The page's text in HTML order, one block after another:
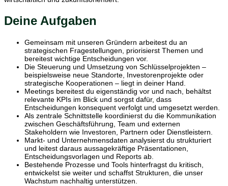
Deine Aufgaben
Gemeinsam mit unseren Gründern arbeitest du an
strategischen Fragestellungen, priorisierst Themen und
bereitest wichtige Entscheidungen vor.
Die Steuerung und Umsetzung von Schlüsselprojekten –
beispielsweise neue Standorte, Investorenprojekte oder
strategische Kooperationen – liegt in deiner Hand.
Meetings bereitest du eigenständig vor und nach, behältst
relevante KPIs im Blick und sorgst dafür, dass
Entscheidungen konsequent verfolgt und umgesetzt werden.
Als zentrale Schnittstelle koordinierst du die Kommunikation
zwischen Geschäftsführung, Team und externen
Stakeholdern wie Investoren, Partnern oder Dienstleistern.
Markt- und Unternehmensdaten analysierst du strukturiert
und leitest daraus aussagekräftige Präsentationen,
Entscheidungsvorlagen und Reports ab.
Bestehende Prozesse und Tools hinterfragst du kritisch,
entwickelst sie weiter und schaffst Strukturen, die unser
Wachstum nachhaltig unterstützen.